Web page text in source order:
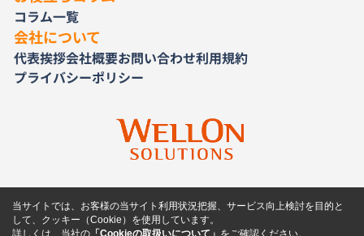
コラム一覧
会社について
代表挨拶会社概要お問い合わせ利用規約
プライバシーポリシー
当サイトでは、お客様の当サイト利用状況把握、サービス向上検討を目的と
して、クッキー（Cookie）を使用しています。
詳しくは、当社の 「Cookieの取扱いについて」 をご確認ください。